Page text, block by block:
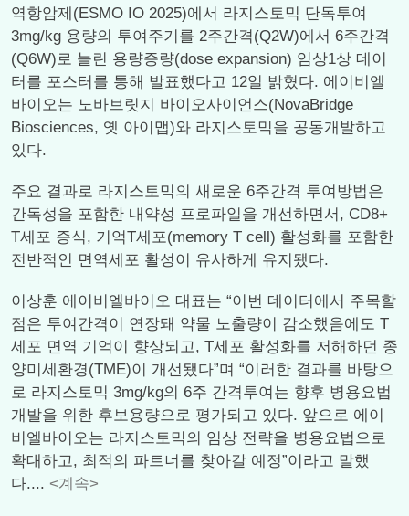
역항암제(ESMO IO 2025)에서 라지스토믹 단독투여
3mg/kg 용량의 투여주기를 2주간격(Q2W)에서 6주간격
(Q6W)로 늘린 용량증량(dose expansion) 임상1상 데이
터를 포스터를 통해 발표했다고 12일 밝혔다. 에이비엘
바이오는 노바브릿지 바이오사이언스(NovaBridge
Biosciences, 옛 아이맵)와 라지스토믹을 공동개발하고
있다.
주요 결과로 라지스토믹의 새로운 6주간격 투여방법은
간독성을 포함한 내약성 프로파일을 개선하면서, CD8+
T세포 증식, 기억T세포(memory T cell) 활성화를 포함한
전반적인 면역세포 활성이 유사하게 유지됐다.
이상훈 에이비엘바이오 대표는 “이번 데이터에서 주목할
점은 투여간격이 연장돼 약물 노출량이 감소했음에도 T
세포 면역 기억이 향상되고, T세포 활성화를 저해하던 종
양미세환경(TME)이 개선됐다”며 “이러한 결과를 바탕으
로 라지스토믹 3mg/kg의 6주 간격투여는 향후 병용요법
개발을 위한 후보용량으로 평가되고 있다. 앞으로 에이
비엘바이오는 라지스토믹의 임상 전략을 병용요법으로
확대하고, 최적의 파트너를 찾아갈 예정”이라고 말했
다.... <계속>